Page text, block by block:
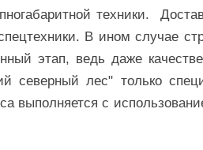
техники.
В ином случае
этап, ведь даже
северный лес" только
выполняется с